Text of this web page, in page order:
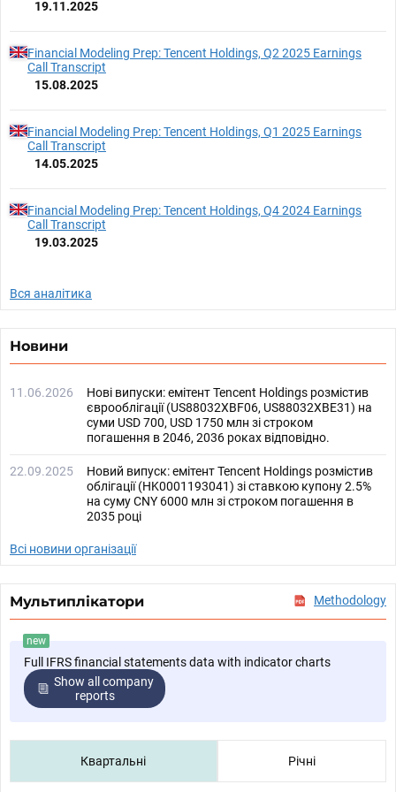
19.11.2025
Financial Modeling Prep: Tencent Holdings, Q2 2025 Earnings
Call Transcript
15.08.2025
Financial Modeling Prep: Tencent Holdings, Q1 2025 Earnings
Call Transcript
14.05.2025
Financial Modeling Prep: Tencent Holdings, Q4 2024 Earnings
Call Transcript
19.03.2025
Вся аналітика
Новини
11.06.2026
Нові випуски: емітент Tencent Holdings розмістив
єврооблігації (US88032XBF06, US88032XBE31) на
суми USD 700, USD 1750 млн зі строком
погашення в 2046, 2036 роках відповідно.
22.09.2025
Новий випуск: емітент Tencent Holdings розмістив
облігації (HK0001193041) зі ставкою купону 2.5%
на суму CNY 6000 млн зі строком погашення в
2035 році
Всі новини організації
Мультиплікатори Methodology
new
Full IFRS financial statements data with indicator charts
Show all company
reports
Квартальні Річні